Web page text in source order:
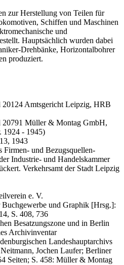
zur Herstellung von Teilen für
Schiffen und Maschinen
und
Hauptsächlich wurden dabei
Drehbänke, Horizontalbohrer
produziert.
20124 Amtsgericht Leipzig, HRB
20791 Müller & Montag GmbH,
1924 - 1945)
1943
und Bezugsquellen-
Industrie- und Handelskammer
Verkehrsamt der Stadt Leipzig
e. V.
und Graphik [Hrsg.]:
S. 408, 736
Besatzungszone und in Berlin
Archivinventar
Landeshauptarchivs
Jochen Laufer; Berliner
Seiten; S. 458: Müller & Montag